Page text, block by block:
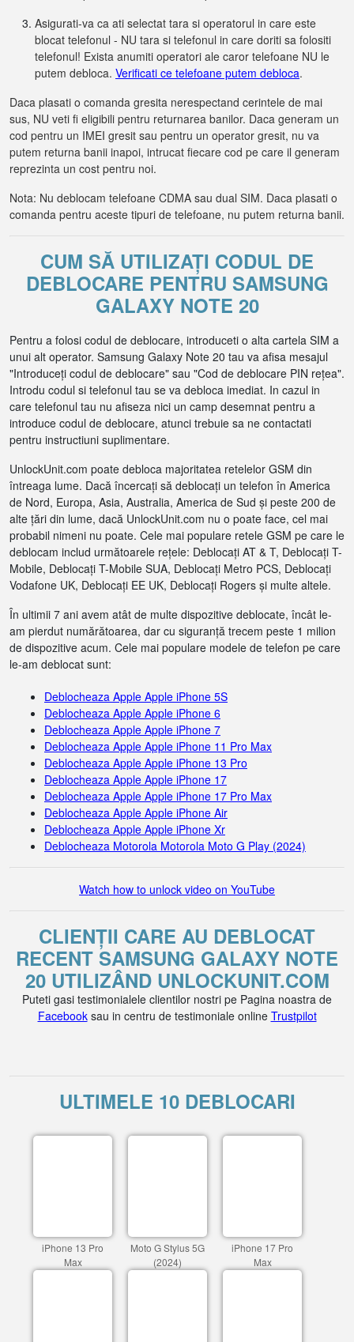
Asigurati-va ca ati selectat tara si operatorul in care este
blocat telefonul - NU tara si telefonul in care doriti sa folositi
telefonul! Exista anumiti operatori ale caror telefoane NU le
putem debloca. Verificati ce telefoane putem debloca.
Daca plasati o comanda gresita nerespectand cerintele de mai
sus, NU veti fi eligibili pentru returnarea banilor. Daca generam un
cod pentru un IMEI gresit sau pentru un operator gresit, nu va
putem returna banii inapoi, intrucat fiecare cod pe care il generam
reprezinta un cost pentru noi.
Nota: Nu deblocam telefoane CDMA sau dual SIM. Daca plasati o
comanda pentru aceste tipuri de telefoane, nu putem returna banii.
CUM SĂ UTILIZAȚI CODUL DE
DEBLOCARE PENTRU SAMSUNG
GALAXY NOTE 20
Pentru a folosi codul de deblocare, introduceti o alta cartela SIM a
unui alt operator. Samsung Galaxy Note 20 tau va afisa mesajul
"Introduceți codul de deblocare" sau "Cod de deblocare PIN rețea".
Introdu codul si telefonul tau se va debloca imediat. In cazul in
care telefonul tau nu afiseza nici un camp desemnat pentru a
introduce codul de deblocare, atunci trebuie sa ne contactati
pentru instructiuni suplimentare.
UnlockUnit.com poate debloca majoritatea retelelor GSM din
întreaga lume. Dacă încercați să deblocați un telefon în America
de Nord, Europa, Asia, Australia, America de Sud și peste 200 de
alte țări din lume, dacă UnlockUnit.com nu o poate face, cel mai
probabil nimeni nu poate. Cele mai populare retele GSM pe care le
deblocam includ următoarele rețele: Deblocați AT & T, Deblocați T-
Mobile, Deblocați T-Mobile SUA, Deblocați Metro PCS, Deblocați
Vodafone UK, Deblocați EE UK, Deblocați Rogers și multe altele.
În ultimii 7 ani avem atât de multe dispozitive deblocate, încât le-
am pierdut numărătoarea, dar cu siguranță trecem peste 1 milion
de dispozitive acum. Cele mai populare modele de telefon pe care
le-am deblocat sunt:
Deblocheaza Apple Apple iPhone 5S
Deblocheaza Apple Apple iPhone 6
Deblocheaza Apple Apple iPhone 7
Deblocheaza Apple Apple iPhone 11 Pro Max
Deblocheaza Apple Apple iPhone 13 Pro
Deblocheaza Apple Apple iPhone 17
Deblocheaza Apple Apple iPhone 17 Pro Max
Deblocheaza Apple Apple iPhone Air
Deblocheaza Apple Apple iPhone Xr
Deblocheaza Motorola Motorola Moto G Play (2024)
Watch how to unlock video on YouTube
CLIENȚII CARE AU DEBLOCAT
RECENT SAMSUNG GALAXY NOTE
20 UTILIZÂND UNLOCKUNIT.COM
Puteti gasi testimonialele clientilor nostri pe Pagina noastra de
Facebooksau in centru de testimoniale online Trustpilot
ULTIMELE 10 DEBLOCARI
iPhone 13 Pro
Max
Moto G Stylus 5G
(2024)
iPhone 17 Pro
Max